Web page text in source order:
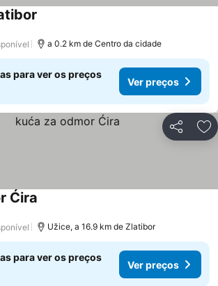
a 0.2 km de Centro da cidade
para ver os preços
Ver preços
Partilhar
Ćira
Užice, a 16.9 km de Zlatibor
para ver os preços
Ver preços